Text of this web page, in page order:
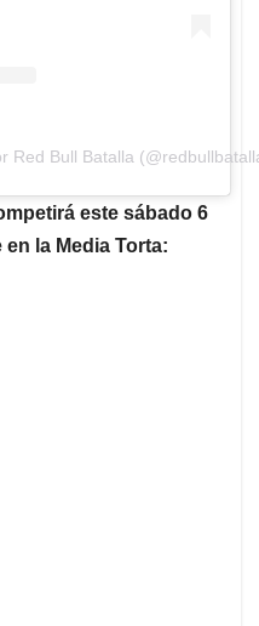
Red Bull Batalla
este sábado 6
la Media Torta: